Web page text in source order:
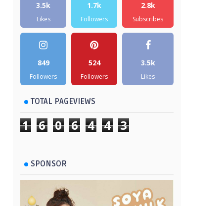
3.5k
Likes
1.7k
Followers
2.8k
Subscribes
849
Followers
524
Followers
3.5k
Likes
TOTAL PAGEVIEWS
1 6 0 6 4 4 3
SPONSOR